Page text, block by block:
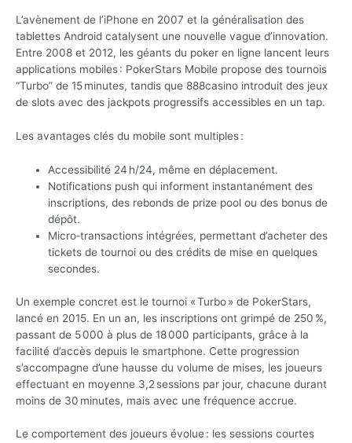
L’avènement de l’iPhone en 2007 et la généralisation des
tablettes Android catalysent une nouvelle vague d’innovation.
Entre 2008 et 2012, les géants du poker en ligne lancent leurs
applications mobiles : PokerStars Mobile propose des tournois
“Turbo” de 15 minutes, tandis que 888casino introduit des jeux
de slots avec des jackpots progressifs accessibles en un tap.
Les avantages clés du mobile sont multiples :
Accessibilité 24 h/24, même en déplacement.
Notifications push qui informent instantanément des
inscriptions, des rebonds de prize pool ou des bonus de
dépôt.
Micro‑transactions intégrées, permettant d’acheter des
tickets de tournoi ou des crédits de mise en quelques
secondes.
Un exemple concret est le tournoi « Turbo » de PokerStars,
lancé en 2015. En un an, les inscriptions ont grimpé de 250 %,
passant de 5 000 à plus de 18 000 participants, grâce à la
facilité d’accès depuis le smartphone. Cette progression
s’accompagne d’une hausse du volume de mises, les joueurs
effectuant en moyenne 3,2 sessions par jour, chacune durant
moins de 30 minutes, mais avec une fréquence accrue.
Le comportement des joueurs évolue : les sessions courtes